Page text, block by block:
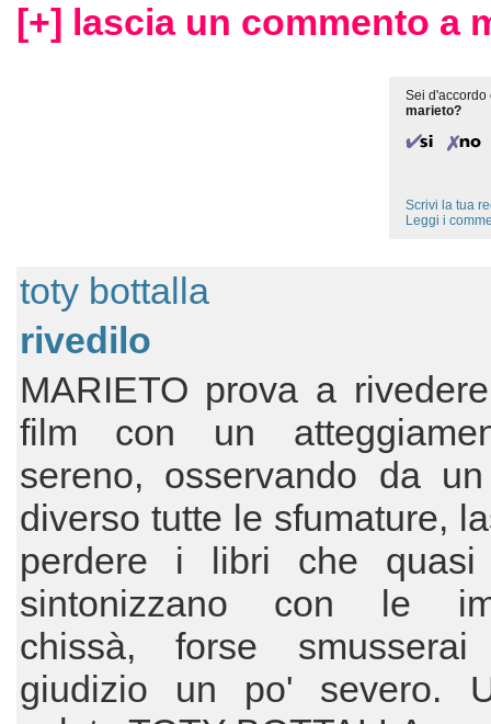
[+] lascia un commento a
Sei d'accordo
marieto?
Scrivi la tua
Leggi i
toty bottalla
rivedilo
MARIETO prova a
film con un
sereno, osservando da
diverso tutte le sfumature,
perdere i libri che
sintonizzano con le
chissà, forse
giudizio un po' severo.